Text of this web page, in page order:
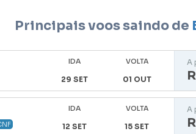
Principais voos saindo de
IDA
29 SET
VOLTA
01 OUT
A
IDA
12 SET
VOLTA
15 SET
A